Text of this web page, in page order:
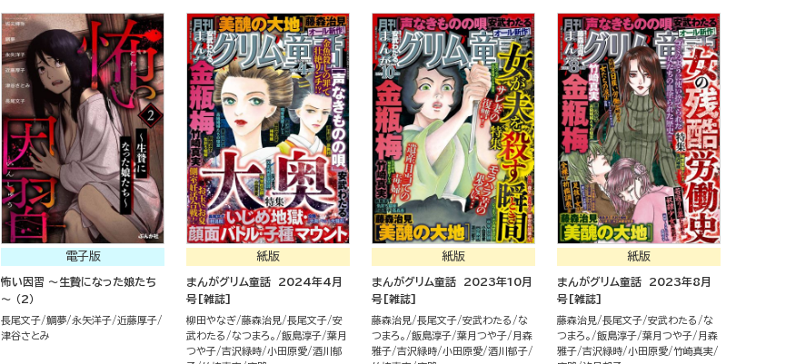
電子版
怖い因習 ～生贄になった娘たち
～ （2）
長尾文子 鯛夢 永矢洋子 近藤厚子
津谷さとみ
紙版
まんがグリム童話 2024年4月
号[雑誌]
柳田やなぎ 藤森治見 長尾文子 安
武わたる
なつまろ。 飯島淳子 葉月
つや子 吉沢緑時 小田原愛 酒川郁
紙版
まんがグリム童話 2023年10月
号[雑誌]
藤森治見 長尾文子 安武わたる
な
つまろ。
飯島淳子 葉月つや子
月森
雅子 吉沢緑時 小田原愛 酒川郁子
紙版
まんがグリム童話 2023年8月
号[雑誌]
藤森治見 長尾文子 安武わたる
な
つまろ。
飯島淳子 葉月つや子
月森
雅子 吉沢緑時 小田原愛 竹崎真実